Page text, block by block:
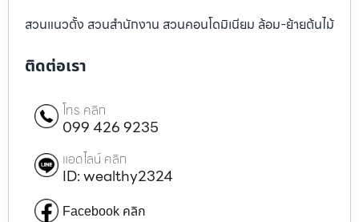
สวนแนวตั้ง สวนสำนักงาน สวนคอนโดมิเนียม ล้อม-ย้ายต้นไม้
ติดต่อเรา
โทร คลิก
099 426 9235
แอดไลน์ คลิก
ID: wealthy2324
Facebook คลิก